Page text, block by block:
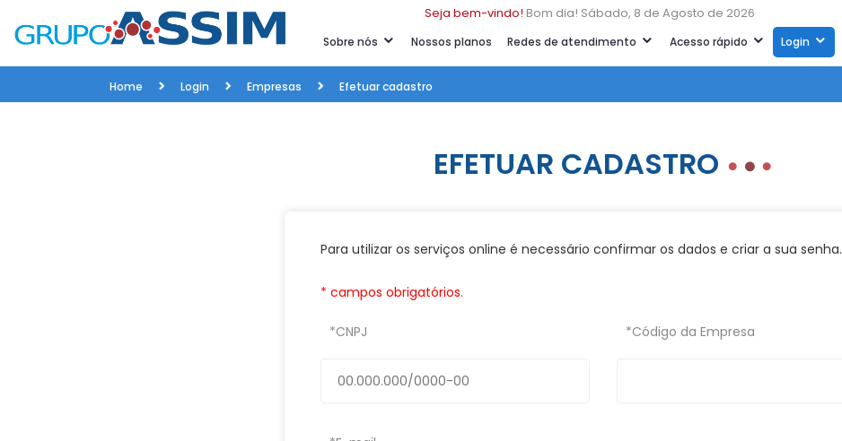
Seja bem-vindo! Bom dia! Sábado, 8 de Agosto de 2026
Sobre nós Nossos planos Redes de atendimento Acesso rápido Login
Home Login Empresas Efetuar cadastro
EFETUAR CADASTRO
Para utilizar os serviços online é necessário confirmar os dados e criar a sua senha.
* campos obrigatórios.
*CNPJ *Código da Empresa